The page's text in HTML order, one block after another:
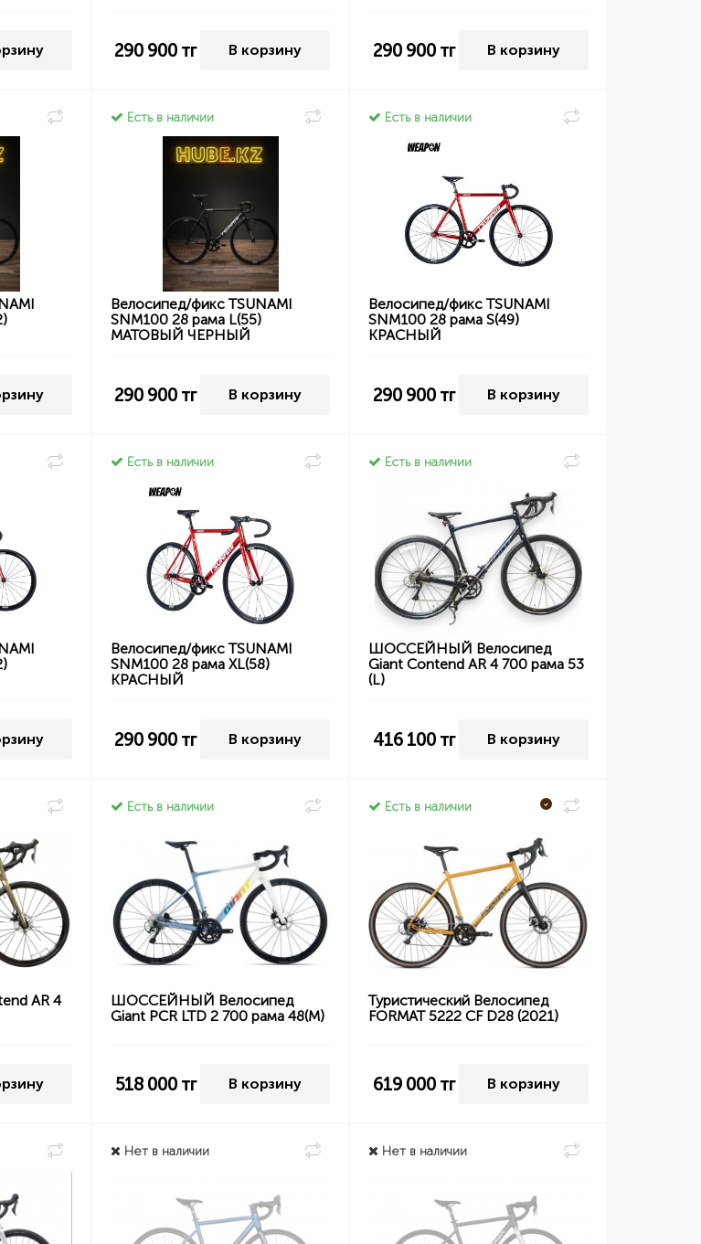
290 900 тг В корзину 290 900тг В корзину
Есть в наличии
Велосипед/фикс TSUNAMI
SNM100 28 рама L(55)
МАТОВЫЙ ЧЕРНЫЙ
290 900 тг В корзину
Есть в наличии
Велосипед/фикс TSUNAMI
SNM100 28 рама S(49)
КРАСНЫЙ
290 900тг В корзину
Есть в наличии
Велосипед/фикс TSUNAMI
SNM100 28 рама XL(58)
КРАСНЫЙ
290 900 тг В корзину
Есть в наличии
ШОССЕЙНЫЙ Велосипед
Giant Contend AR 4 700 рама 53
(L)
416 100тг В корзину
AR 4
Есть в наличии
ШОССЕЙНЫЙ Велосипед
Giant PCR LTD 2 700 рама 48(M)
518 000тг В корзину
Есть в наличии
Туристический Велосипед
FORMAT 5222 CF D28 (2021)
619 000тг В корзину
Нет в наличии Нет в наличии